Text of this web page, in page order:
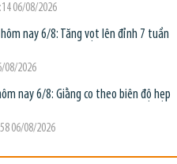
06/08/2026
nay 6/8: Tăng vọt lên đỉnh 7 tuần
08/2026
nay 6/8: Giằng co theo biên độ hẹp
06/08/2026